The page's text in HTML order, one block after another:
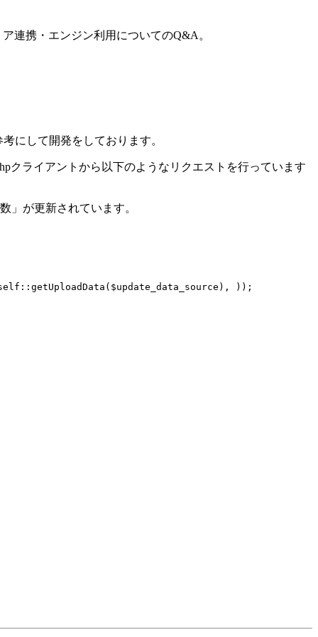
連携・エンジン利用についてのQ&A。
にして開発をしております。
クライアントから以下のようなリクエストを行っています
」が更新されています。
));